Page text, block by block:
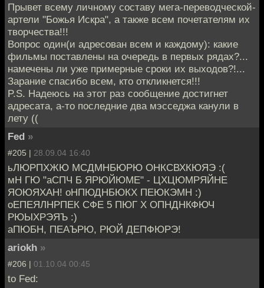
Прывет всему личному составу мега-переводческой-
артели "Божья Искра", а также всем почетателям их
творчества!!!
Вопрос один(и адресован всем и каждому): какие
фильмы поставлены на очередь в первых рядах?...
намечены ли уже примерные сроки их выходов?!...
Зарание спасибо всем, кто откликнется!!!
P.S. Надеюсь на этот раз сообщение достигнет
адресата, а-то последние два мэсседжа канули в
лету ((
Fed »
#205 | 28.09.04 16:40
ьЛЮРПХЖЮ МСДМНБЮРЮ ОНКСВХКЮЯЭ :(
мН ГЮ "аСПЧ Б ЯРЮЙЮМЕ" - ЦХЦЮМРЯЙНЕ
ЯОЮЯХАН! оНПЮДНБЮКХ ПЕЮКЭМН :)
оЕПЕЯЛНРПЕК СФЕ 5 ПЮГ Х ОПНДНКФЮЧ
РЮЫХРЭЯЪ :)
аПЮБН, ПЕАЪРЮ, РЮЙ ДЕПФЮРЭ!
ariokh »
#206 | 01.10.04 00:45
to Fed: